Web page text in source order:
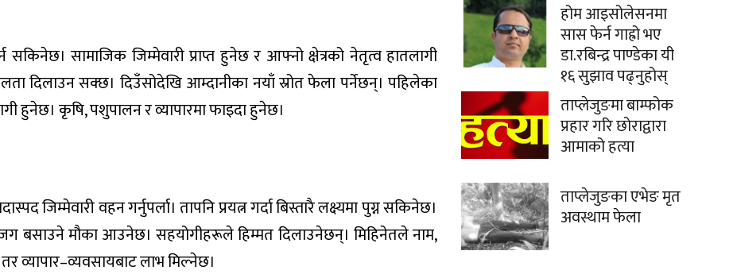
सामाजिक जिम्मेवारी प्राप्त हुनेछ र आफ्नो क्षेत्रको नेतृत्व हातलागी
दिलाउन सक्छ। दिउँसोदेखि आम्दानीका नयाँ स्रोत फेला पर्नेछन्। पहिलेका
हुनेछ। कृषि, पशुपालन र व्यापारमा फाइदा हुनेछ।
जिम्मेवारी वहन गर्नुपर्ला। तापनि प्रयत्न गर्दा बिस्तारै लक्ष्यमा पुग्न सकिनेछ।
बसाउने मौका आउनेछ। सहयोगीहरूले हिम्मत दिलाउनेछन्। मिहिनेतले नाम,
व्यापार–व्यवसायबाट लाभ मिल्नेछ।
होम आइसोलेसनमा
सास फेर्न गाह्रो भए
डा.रबिन्द्र पाण्डेका यी
१६ सुझाव पढ्नुहोस्
ताप्लेजुङमा बाम्फोक
प्रहार गरि छोराद्वारा
आमाको हत्या
ताप्लेजुङका एभेङ मृत
अवस्थाम फेला